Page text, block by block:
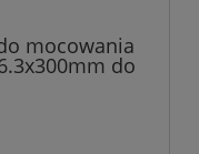
mocowania
do